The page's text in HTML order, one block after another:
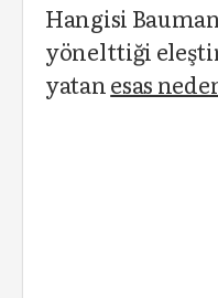
Hangisi
yönelttiği
yatanesas